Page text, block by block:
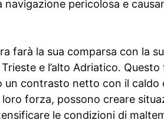
pericolosa e
farà la sua comparsa con la
e l’alto Adriatico. Questo
contrasto netto con il caldo
forza, possono creare
le condizioni di